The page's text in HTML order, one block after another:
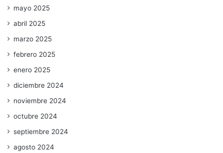
mayo 2025
abril 2025
marzo 2025
febrero 2025
enero 2025
diciembre 2024
noviembre 2024
octubre 2024
septiembre 2024
agosto 2024